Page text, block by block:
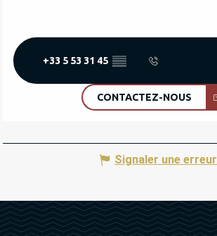
+33 5 53 31 45 ▒▒
CONTACTEZ-NOUS
Signaler une erreur